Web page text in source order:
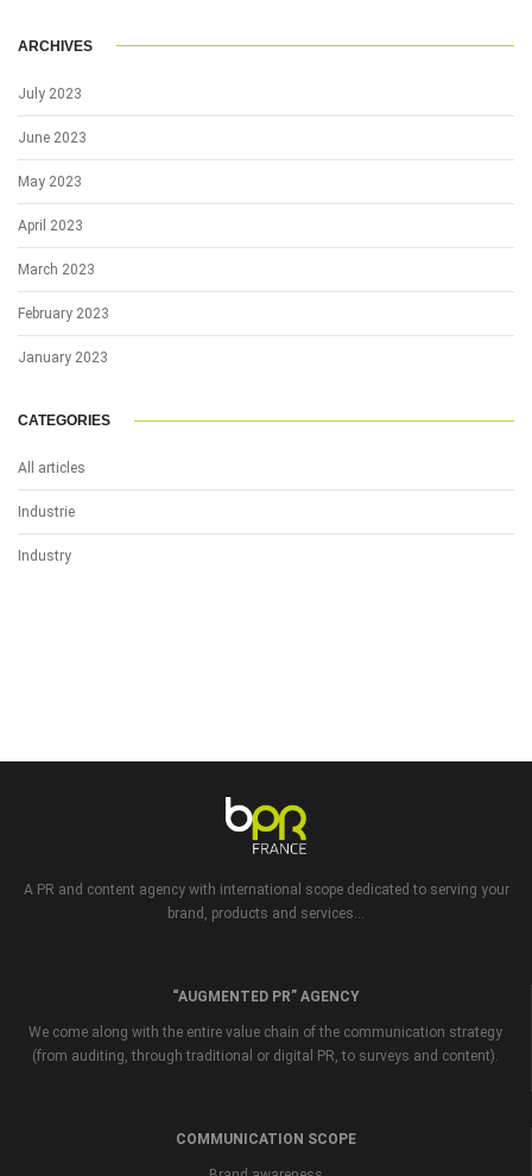
ARCHIVES
July 2023
June 2023
May 2023
April 2023
March 2023
February 2023
January 2023
CATEGORIES
All articles
Industrie
Industry
A PR and content agency with international scope dedicated to serving your
brand, products and services...
“AUGMENTED PR” AGENCY
We come along with the entire value chain of the communication strategy
(from auditing, through traditional or digital PR, to surveys and content).
COMMUNICATION SCOPE